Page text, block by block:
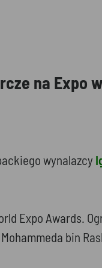
na Expo
wynalazcy
Expo Awards.
bin